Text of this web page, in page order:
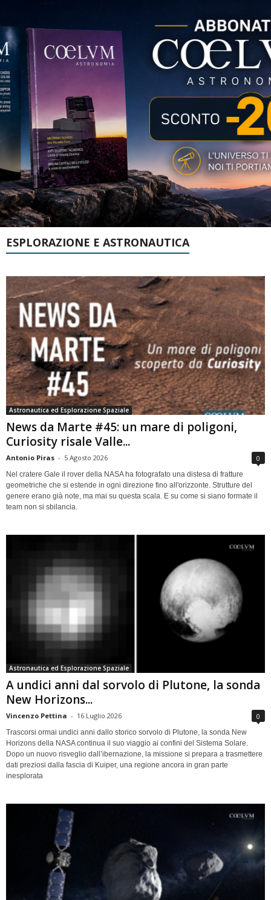
ESPLORAZIONE E ASTRONAUTICA
Astronautica ed Esplorazione Spaziale
News da Marte #45: un mare di poligoni,
Curiosity risale Valle...
Antonio Piras - 5 Agosto 2026 0
Nel cratere Gale il rover della NASA ha fotografato una distesa di fratture
geometriche che si estende in ogni direzione fino all'orizzonte. Strutture del
genere erano già note, ma mai su questa scala. E su come si siano formate il
team non si sbilancia.
Astronautica ed Esplorazione Spaziale
A undici anni dal sorvolo di Plutone, la sonda
New Horizons...
Vincenzo Pettina - 16 Luglio 2026 0
Trascorsi ormai undici anni dallo storico sorvolo di Plutone, la sonda New
Horizons della NASA continua il suo viaggio ai confini del Sistema Solare.
Dopo un nuovo risveglio dall’ibernazione, la missione si prepara a trasmettere
dati preziosi dalla fascia di Kuiper, una regione ancora in gran parte
inesplorata